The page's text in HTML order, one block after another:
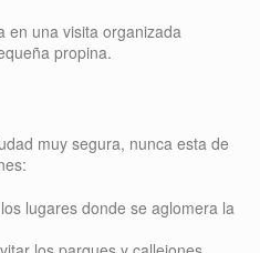
en una visita organizada
propina.
muy segura, nunca esta de
lugares donde se aglomera la